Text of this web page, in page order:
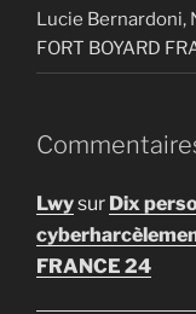
Lucie Bernardoni,
FORT BOYARD
Lwysur Dix
FRANCE 24